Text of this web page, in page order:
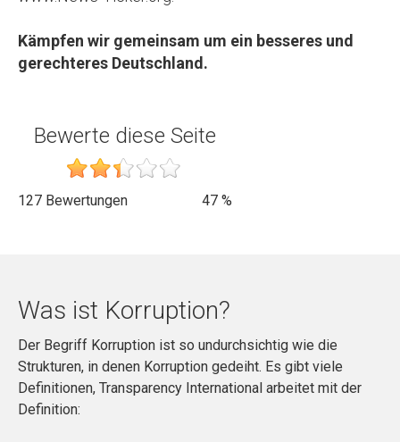
Kämpfen wir gemeinsam um ein besseres und
gerechteres Deutschland.
Bewerte diese Seite
127 Bewertungen 47 %
Was ist Korruption?
Der Begriff Korruption ist so undurchsichtig wie die
Strukturen, in denen Korruption gedeiht. Es gibt viele
Definitionen, Transparency International arbeitet mit der
Definition: